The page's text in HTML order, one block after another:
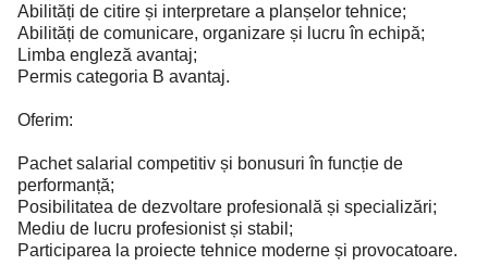
Abilități de citire și interpretare a planșelor tehnice;
Abilități de comunicare, organizare și lucru în echipă;
Limba engleză avantaj;
Permis categoria B avantaj.
Oferim:
Pachet salarial competitiv și bonusuri în funcție de
performanță;
Posibilitatea de dezvoltare profesională și specializări;
Mediu de lucru profesionist și stabil;
Participarea la proiecte tehnice moderne și provocatoare.